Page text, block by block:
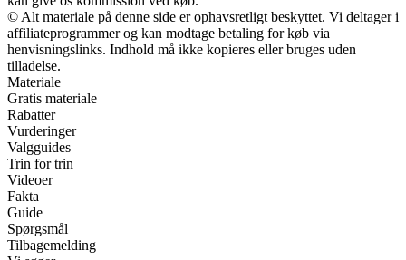
© Alt materiale på denne side er ophavsretligt beskyttet. Vi deltager i
affiliateprogrammer og kan modtage betaling for køb via
henvisningslinks. Indhold må ikke kopieres eller bruges uden
tilladelse.
Materiale
Gratis materiale
Rabatter
Vurderinger
Valgguides
Trin for trin
Videoer
Fakta
Guide
Spørgsmål
Tilbagemelding